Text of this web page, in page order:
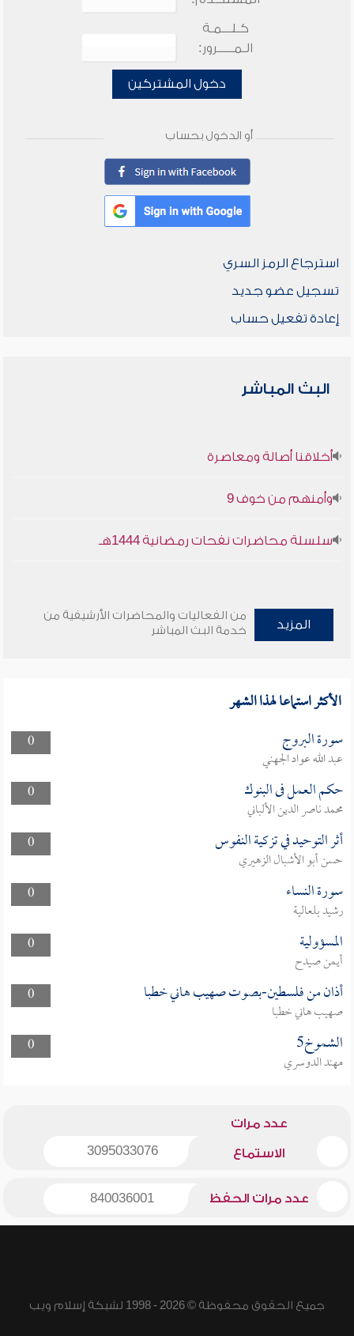
كـلـــمـة
الـمـــــرور:
دخول المشتركين
أو الدخول بحساب
استرجاع الرمز السري
تسجيل عضو جديد
إعادة تفعيل حساب
البث المباشر
أخلاقنا أصالة ومعاصرة
وأمنهم من خوف 9
سلسلة محاضرات نفحات رمضانية 1444هـ
المزيد
من الفعاليات والمحاضرات الأرشيفية من
خدمة البث المباشر
الأكثر استماعا لهذا الشهر
0 سورة البروج
عبد الله عواد الجهني
0
حكم العمل فى البنوك
محمد ناصر الدين الألباني
0
أثر التوحيد في تزكية النفوس
حسن أبو الأشبال الزهيري
0
سورة النساء
رشيد بلعالية
0
المسؤولية
أيمن صيدح
0
أذان من فلسطين-بصوت صهيب هاني خطبا
صهيب هاني خطبا
0
الشموخ5
مهند الدوسري
عدد مرات
الاستماع 3095033076
عدد مرات الحفظ 840036001
جميع الحقوق محفوظة © 2026 - 1998 لشبكة إسلام ويب